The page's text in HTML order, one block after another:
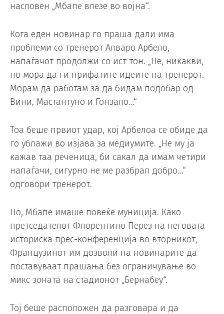
насловен „Мбапе влезе во војна“.
Кога еден новинар го праша дали има
проблеми со тренерот Алваро Арбело,
напаѓачот продолжи со ист тон. „Не, никакви,
но мора да ги прифатите идеите на тренерот.
Морам да работам за да бидам подобар од
Вини, Мастантуно и Гонзало…“
Тоа беше првиот удар, кој Арбелоа се обиде да
го ублажи во изјава за медиумите. „Не му ја
кажав таа реченица, би сакал да имам четири
напаѓачи, сигурно не ме разбрал добро…“
одговори тренерот.
Но, Мбапе имаше повеќе муниција. Како
претседателот Флорентино Перез на неговата
историска прес-конференција во вторникот,
Французинот им дозволи на новинарите да
поставуваат прашања без ограничување во
микс зоната на стадионот „Бернабеу“.
Тој беше расположен да разговара и да